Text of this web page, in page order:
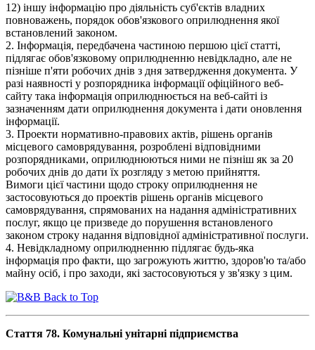
12) іншу інформацію про діяльність суб'єктів владних
повноважень, порядок обов'язкового оприлюднення якої
встановлений законом.
2. Інформація, передбачена частиною першою цієї статті,
підлягає обов'язковому оприлюдненню невідкладно, але не
пізніше п'яти робочих днів з дня затвердження документа. У
разі наявності у розпорядника інформації офіційного веб-
сайту така інформація оприлюднюється на веб-сайті із
зазначенням дати оприлюднення документа і дати оновлення
інформації.
3. Проекти нормативно-правових актів, рішень органів
місцевого самоврядування, розроблені відповідними
розпорядниками, оприлюднюються ними не пізніш як за 20
робочих днів до дати їх розгляду з метою прийняття.
Вимоги цієї частини щодо строку оприлюднення не
застосовуються до проектів рішень органів місцевого
самоврядування, спрямованих на надання адміністративних
послуг, якщо це призведе до порушення встановленого
законом строку надання відповідної адміністративної послуги.
4. Невідкладному оприлюдненню підлягає будь-яка
інформація про факти, що загрожують життю, здоров'ю та/або
майну осіб, і про заходи, які застосовуються у зв'язку з цим.
Back to Top
Стаття 78. Комунальні унітарні підприємства